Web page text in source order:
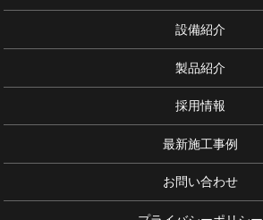
設備紹介
製品紹介
採用情報
最新施工事例
お問い合わせ